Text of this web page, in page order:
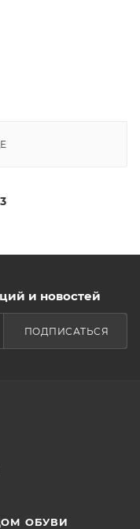
3
и новостей
ПОДПИСАТЬСЯ
ОБУВИ